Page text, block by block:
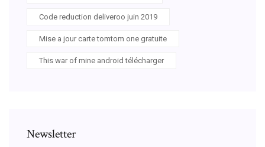
Code reduction deliveroo juin 2019
Mise a jour carte tomtom one gratuite
This war of mine android télécharger
Newsletter